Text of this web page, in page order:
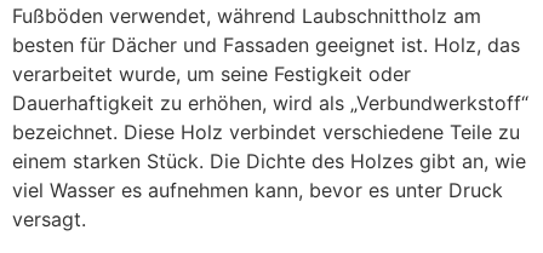
Fußböden verwendet, während Laubschnittholz am
besten für Dächer und Fassaden geeignet ist. Holz, das
verarbeitet wurde, um seine Festigkeit oder
Dauerhaftigkeit zu erhöhen, wird als „Verbundwerkstoff“
bezeichnet. Diese Holz verbindet verschiedene Teile zu
einem starken Stück. Die Dichte des Holzes gibt an, wie
viel Wasser es aufnehmen kann, bevor es unter Druck
versagt.